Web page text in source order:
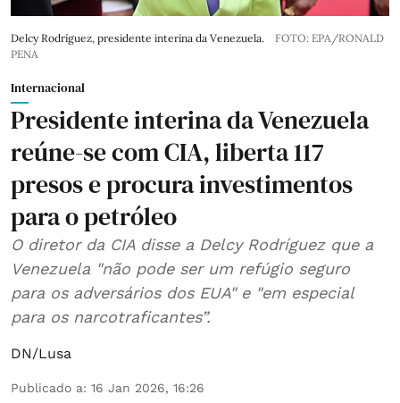
Delcy Rodríguez, presidente interina da Venezuela.
FOTO: EPA/RONALD
PENA
Internacional
Presidente interina da Venezuela
reúne-se com CIA, liberta 117
presos e procura investimentos
para o petróleo
O diretor da CIA disse a Delcy Rodríguez que a
Venezuela "não pode ser um refúgio seguro
para os adversários dos EUA" e "em especial
para os narcotraficantes”.
DN/Lusa
Publicado a: 16 Jan 2026, 16:26